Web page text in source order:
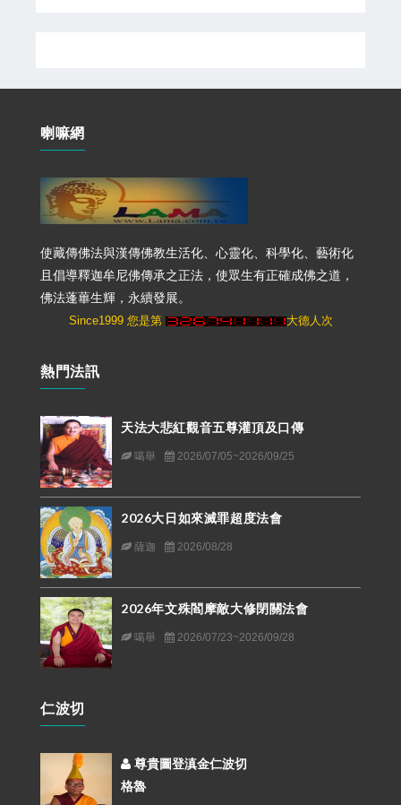
喇嘛網
使藏傳佛法與漢傳佛教生活化、心靈化、科學化、藝術化
且倡導釋迦牟尼佛傳承之正法，使眾生有正確成佛之道，
佛法蓬蓽生輝，永續發展。
Since1999 您是第 大德人次
熱門法訊
天法大悲紅觀音五尊灌頂及口傳
噶舉 2026/07/05~2026/09/25
2026大日如來滅罪超度法會
薩迦 2026/08/28
2026年文殊閻摩敵大修閉關法會
噶舉 2026/07/23~2026/09/28
仁波切
尊貴圖登滇金仁波切
格魯